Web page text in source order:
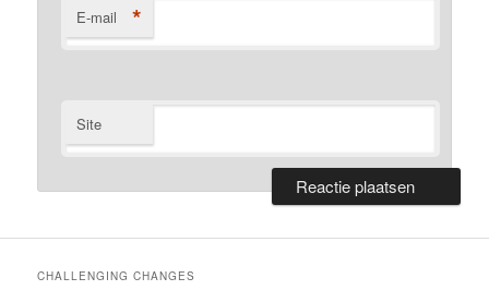
E-mail *
Site
CHALLENGING CHANGES